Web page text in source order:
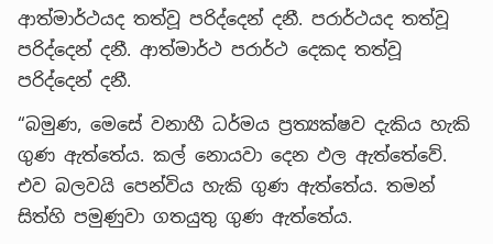
ආත්මාර්ථයද තත්වූ පරිද්දෙන් දනී. පරාර්ථයද තත්වූ
පරිද්දෙන් දනී. ආත්මාර්ථ පරාර්ථ දෙකද තත්වූ
පරිද්දෙන් දනී.
“බමුණ, මෙසේ වනාහී ධර්මය ප්‍රත්‍යක්ෂව දැකිය හැකි
ගුණ ඇත්තේය. කල් නොයවා දෙන ඵල ඇත්තේවේ.
එව බලවයි පෙන්විය හැකි ගුණ ඇත්තේය. තමන්
සිත්හි පමුණුවා ගතයුතු ගුණ ඇත්තේය.